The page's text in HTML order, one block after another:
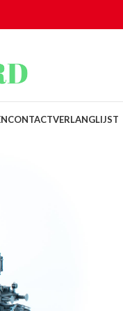
CONTACTVERLANGLIJST